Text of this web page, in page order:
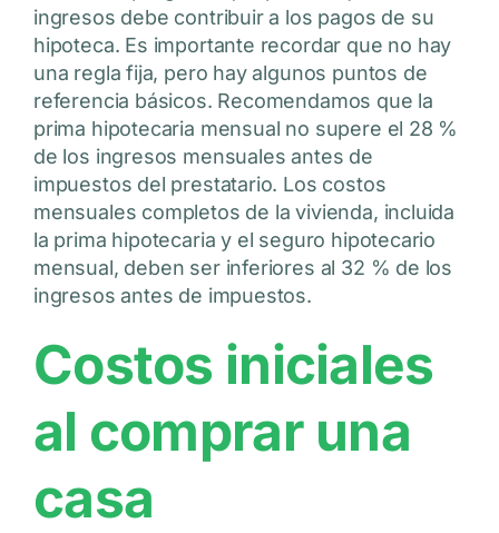
ingresos debe contribuir a los pagos de su
hipoteca. Es importante recordar que no hay
una regla fija, pero hay algunos puntos de
referencia básicos. Recomendamos que la
prima hipotecaria mensual no supere el 28 %
de los ingresos mensuales antes de
impuestos del prestatario. Los costos
mensuales completos de la vivienda, incluida
la prima hipotecaria y el seguro hipotecario
mensual, deben ser inferiores al 32 % de los
ingresos antes de impuestos.
Costos iniciales
al comprar una
casa